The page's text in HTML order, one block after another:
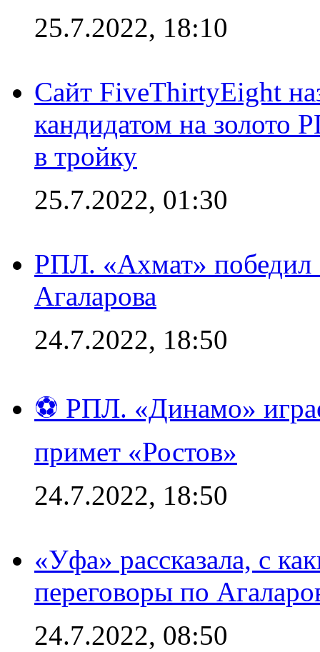
25.7.2022, 18:10
Сайт FiveThirtyEight
кандидатом на
в тройку
25.7.2022, 01:30
РПЛ. «Ахмат» победил
Агаларова
24.7.2022, 18:50
⚽ РПЛ. «Динамо»
примет «Ростов»
24.7.2022, 18:50
«Уфа» рассказала, с
переговоры по
24.7.2022, 08:50